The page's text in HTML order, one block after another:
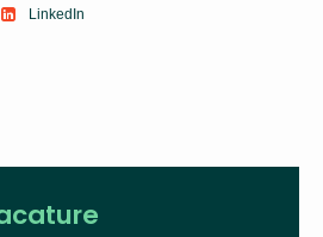
adviseur